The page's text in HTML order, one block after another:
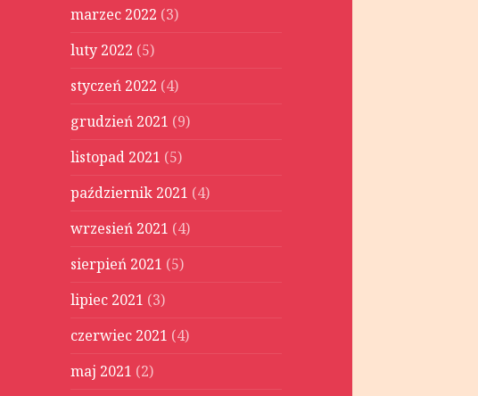
marzec 2022 (3)
luty 2022 (5)
styczeń 2022 (4)
grudzień 2021 (9)
listopad 2021 (5)
październik 2021 (4)
wrzesień 2021 (4)
sierpień 2021 (5)
lipiec 2021 (3)
czerwiec 2021 (4)
maj 2021 (2)